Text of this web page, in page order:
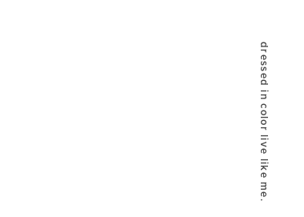
dressed in color live like me.